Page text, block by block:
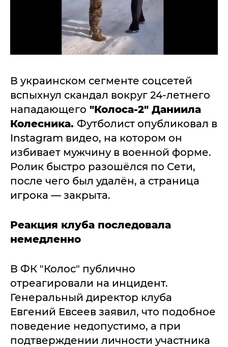
В украинском сегменте соцсетей
вспыхнул скандал вокруг 24-летнего
нападающего "Колоса-2" Даниила
Колесника. Футболист опубликовал в
Instagram видео, на котором он
избивает мужчину в военной форме.
Ролик быстро разошёлся по Сети,
после чего был удалён, а страница
игрока — закрыта.
Реакция клуба последовала
немедленно
В ФК "Колос" публично
отреагировали на инцидент.
Генеральный директор клуба
Евгений Евсеев заявил, что подобное
поведение недопустимо, а при
подтверждении личности участника